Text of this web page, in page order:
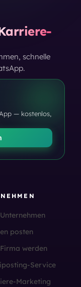
schnelle
— kostenlos,
posten
werden
Service
Marketing